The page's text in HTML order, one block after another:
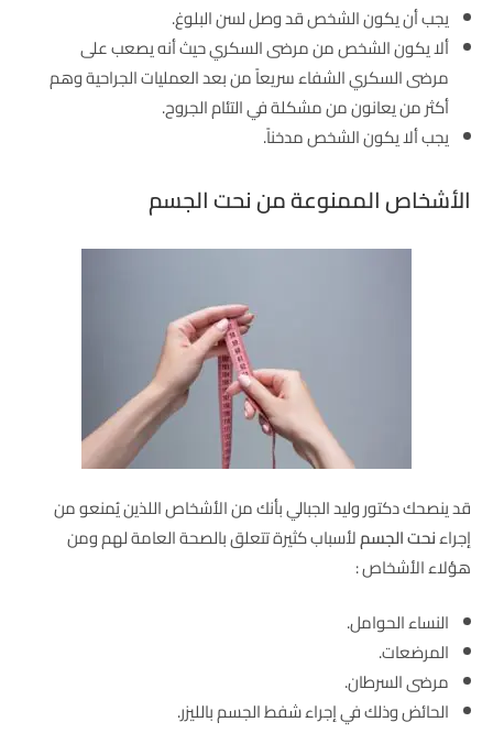
يجب أن يكون الشخص قد وصل لسن البلوغ.
ألا يكون الشخص من مرضى السكري حيث أنه يصعب على
مرضى السكري الشفاء سريعاً من بعد العمليات الجراحية وهم
أكثر من يعانون من مشكلة في التئام الجروح.
يجب ألا يكون الشخص مدخناً.
الأشخاص الممنوعة من نحت الجسم
قد ينصحك دكتور وليد الجبالي بأنك من الأشخاص اللذين يُمنعو من
إجراءنحت الجسملأسباب كثيرة تتعلق بالصحة العامة لهم ومن
هؤلاء الأشخاص :
النساء الحوامل.
المرضعات.
مرضى السرطان.
الحائض وذلك في إجراء شفط الجسم بالليزر.